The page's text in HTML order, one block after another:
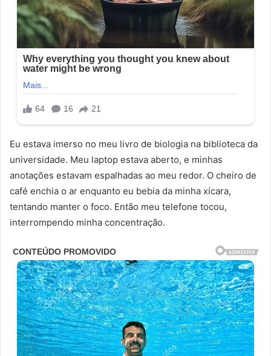
Eu estava imerso no meu livro de biologia na biblioteca da
universidade. Meu laptop estava aberto, e minhas
anotações estavam espalhadas ao meu redor. O cheiro de
café enchia o ar enquanto eu bebia da minha xícara,
tentando manter o foco. Então meu telefone tocou,
interrompendo minha concentração.